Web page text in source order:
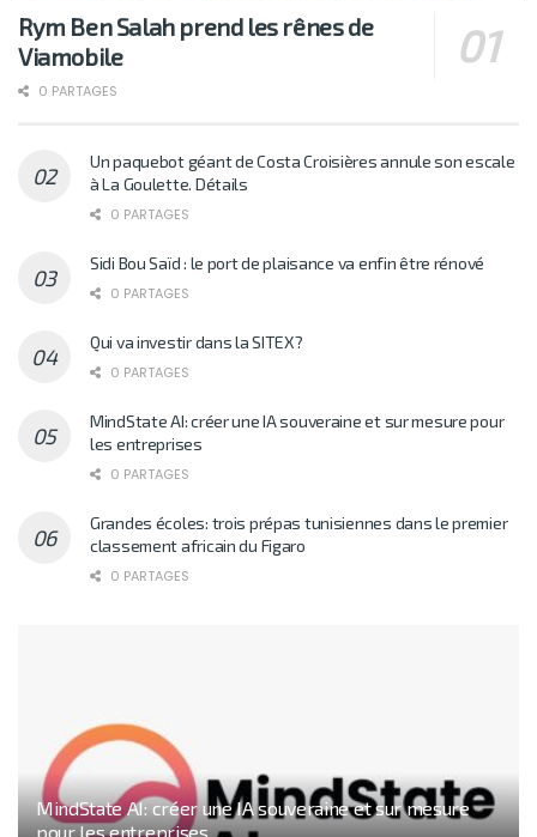
Rym Ben Salah prend les rênes de
Viamobile
0 PARTAGES
Un paquebot géant de Costa Croisières annule son escale
à La Goulette. Détails
0 PARTAGES
Sidi Bou Saïd : le port de plaisance va enfin être rénové
0 PARTAGES
Qui va investir dans la SITEX?
0 PARTAGES
MindState AI: créer une IA souveraine et sur mesure pour
les entreprises
0 PARTAGES
Grandes écoles: trois prépas tunisiennes dans le premier
classement africain du Figaro
0 PARTAGES
MindState AI: créer une IA souveraine et sur mesure
pour les entreprises